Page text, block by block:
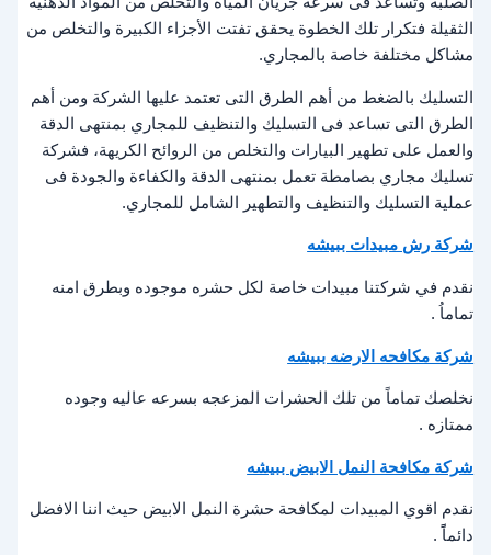
الثقيلة فتكرار تلك الخطوة يحقق تفتت الأجزاء الكبيرة والتخلص من
مشاكل مختلفة خاصة بالمجاري.
التسليك بالضغط من أهم الطرق التى تعتمد عليها الشركة ومن أهم
الطرق التى تساعد فى التسليك والتنظيف للمجاري بمنتهى الدقة
والعمل على تطهير البيارات والتخلص من الروائح الكريهة، فشركة
تسليك مجاري بصامطة تعمل بمنتهى الدقة والكفاءة والجودة فى
عملية التسليك والتنظيف والتطهير الشامل للمجاري.
شركة رش مبيدات ببيشه
نقدم في شركتنا مبيدات خاصة لكل حشره موجوده وبطرق امنه
تماماُ .
شركة مكافحه الارضه ببيشه
نخلصك تماماً من تلك الحشرات المزعجه بسرعه عاليه وجوده
ممتازه .
شركة مكافحة النمل الابيض ببيشه
نقدم اقوي المبيدات لمكافحة حشرة النمل الابيض حيث اننا الافضل
دائماًً .